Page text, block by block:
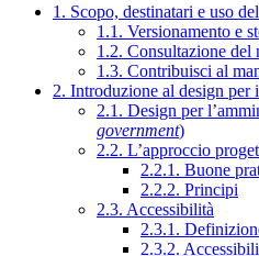
1. Scopo, destinatari e uso
1.1. Versionamento e
1.2. Consultazione del
1.3. Contribuisci al
2. Introduzione al design
2.1. Design per
government)
2.2. L’approccio
2.2.1. Buone
2.2.2. Principi
2.3. Accessibilità
2.3.1.
2.3.2.